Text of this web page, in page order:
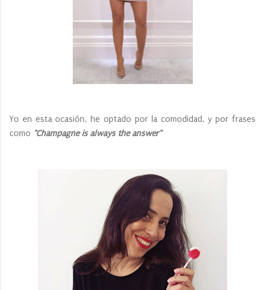
Yo en esta ocasión, he optado por la comodidad, y por frases
como "Champagne is always the answer"